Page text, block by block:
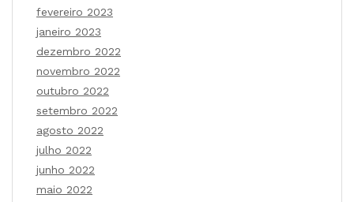
fevereiro 2023
janeiro 2023
dezembro 2022
novembro 2022
outubro 2022
setembro 2022
agosto 2022
julho 2022
junho 2022
maio 2022